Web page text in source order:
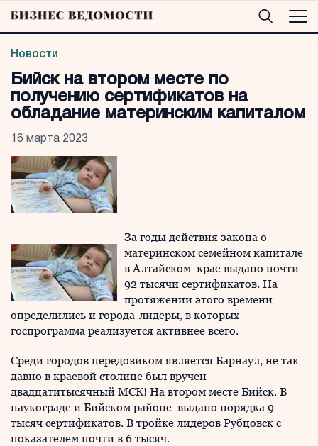
Новости
Бийск на втором месте по
получению сертификатов на
обладание материнским капиталом
16 марта 2023
За годы действия закона о
материнском семейном капитале
в Алтайском крае выдано почти
92 тысячи сертификатов. На
протяжении этого времени
определились и города-лидеры, в которых
госпрограмма реализуется активнее всего.
Среди городов передовиком является Барнаул, не так
давно в краевой столице был вручен
двадцатитысячный МСК! На втором месте Бийск. В
наукограде и Бийском районе выдано порядка 9
тысяч сертификатов. В тройке лидеров Рубцовск с
показателем почти в 6 тысяч.